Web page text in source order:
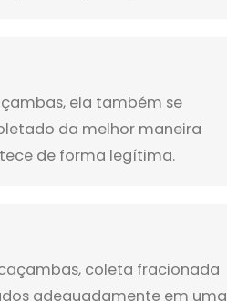
ela também se
da melhor maneira
de forma legítima.
coleta fracionada
adequadamente em uma